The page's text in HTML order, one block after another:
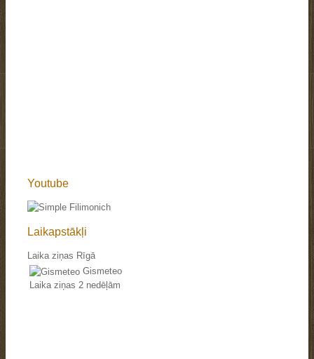
Youtube
Laikapstākļi
Laika ziņas Rīgā
Gismeteo
Laika ziņas 2 nedēļām